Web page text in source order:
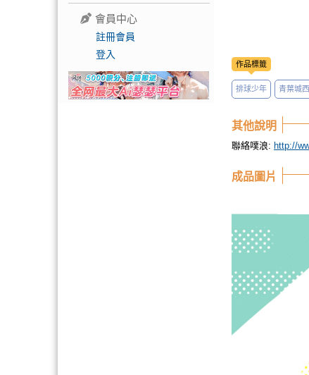
會員中心
註冊會員
登入
作品標籤
排球少年 青葉城西
其他說明
聯絡噗浪: http://
成品圖片